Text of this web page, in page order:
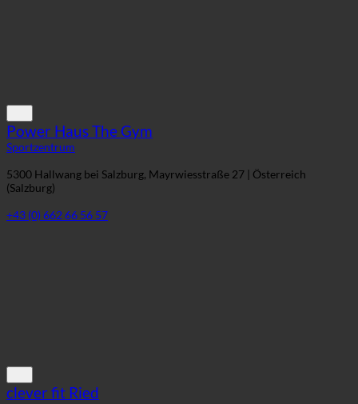
Power Haus The Gym
Sportzentrum
5300 Hallwang bei Salzburg, Mayrwiesstraße 27 | Österreich
+43 (0) 662 66 56 57
clever fit Ried
Sportzentrum